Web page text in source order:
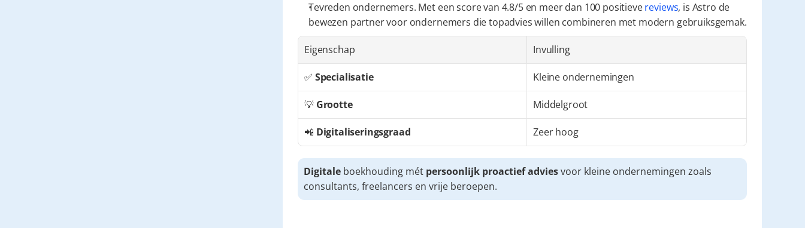
Tevreden ondernemers. Met een score van 4.8/5 en meer dan 100 positieve reviews, is Astro de
bewezen partner voor ondernemers die topadvies willen combineren met modern gebruiksgemak.
Eigenschap Invulling
✅ Specialisatie Kleine ondernemingen
💡 Grootte Middelgroot
📲 Digitaliseringsgraad Zeer hoog
Digitale boekhouding mét persoonlijk proactief advies voor kleine ondernemingen zoals
consultants, freelancers en vrije beroepen.